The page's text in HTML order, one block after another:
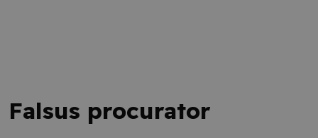
Falsus procurator